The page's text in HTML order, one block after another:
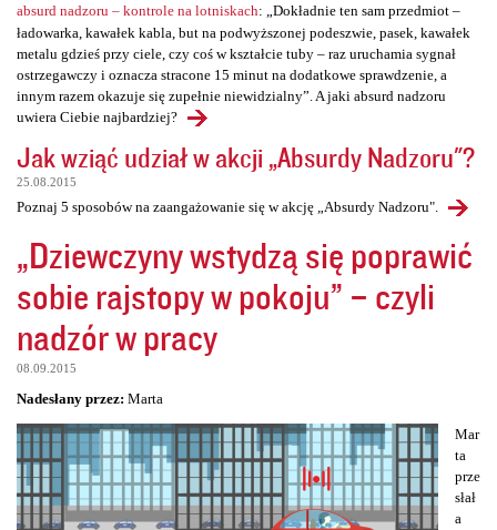
absurd nadzoru – kontrole na lotniskach: „Dokładnie ten sam przedmiot –
ładowarka, kawałek kabla, but na podwyższonej podeszwie, pasek, kawałek
metalu gdzieś przy ciele, czy coś w kształcie tuby – raz uruchamia sygnał
ostrzegawczy i oznacza stracone 15 minut na dodatkowe sprawdzenie, a
innym razem okazuje się zupełnie niewidzialny”. A jaki absurd nadzoru
uwiera Ciebie najbardziej?
Jak wziąć udział w akcji „Absurdy Nadzoru"?
25.08.2015
Poznaj 5 sposobów na zaangażowanie się w akcję „Absurdy Nadzoru".
„Dziewczyny wstydzą się poprawić
sobie rajstopy w pokoju” – czyli
nadzór w pracy
08.09.2015
Nadesłany przez: Marta
Mar
ta
prze
słał
a